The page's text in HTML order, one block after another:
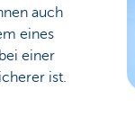
auch
eines
einer
ist.